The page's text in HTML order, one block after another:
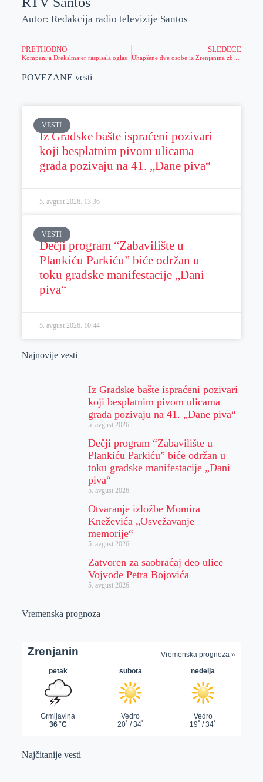
Autor: Redakcija radio televizije Santos
PRETHODNO
Kompanija Drekslmajer raspisala oglas
SLEDEĆE
POVEZANE vesti
VESTI
Iz Gradske bašte ispraćeni pozivari
koji besplatnim pivom ulicama
grada pozivaju na 41. „Dane piva“
5. avgust 2026. 13:36
VESTI
Dečji program “Zabavilište u
Plankiću Parkiću” biće održan u
toku gradske manifestacije „Dani
piva“
5. avgust 2026. 10:44
Najnovije vesti
Iz Gradske bašte ispraćeni pozivari
koji besplatnim pivom ulicama
grada pozivaju na 41. „Dane piva“
5. avgust 2026.
Dečji program “Zabavilište u
Plankiću Parkiću” biće održan u
toku gradske manifestacije „Dani
piva“
5. avgust 2026.
Otvaranje izložbe Momira
Kneževića „Osvežavanje
memorije“
5. avgust 2026.
Zatvoren za saobraćaj deo ulice
Vojvode Petra Bojovića
5. avgust 2026.
Vremenska prognoza
Najčitanije vesti